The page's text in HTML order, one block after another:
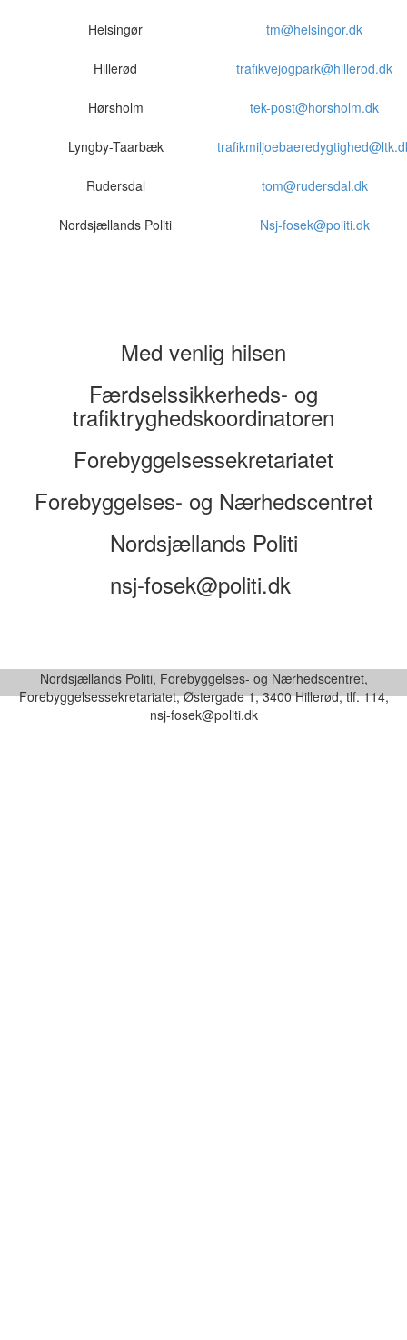
Helsingør tm@helsingor.dk
Hillerød trafikvejogpark@hillerod.dk
Hørsholm tek-post@horsholm.dk
Lyngby-Taarbæk
Rudersdal tom@rudersdal.dk
Nordsjællands Politi Nsj-fosek@politi.dk
Med venlig hilsen
Færdselssikkerheds- og
trafiktryghedskoordinatoren
Forebyggelsessekretariatet
Forebyggelses- og Nærhedscentret
Nordsjællands Politi
nsj-fosek@politi.dk
Nordsjællands Politi, Forebyggelses- og Nærhedscentret,
Forebyggelsessekretariatet, Østergade 1, 3400 Hillerød, tlf. 114,
nsj-fosek@politi.dk